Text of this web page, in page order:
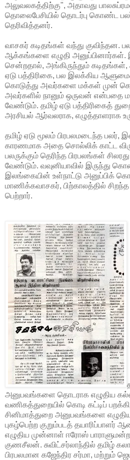
அலுவலகத்திற்கு", அதாவது
தொலைபேசியில் தொடர்பு கொண்ட
தெரிவித்தனர்.
வாசகர் கடிதங்கள் வந்து குவிந்தன.
ஆக்கங்களை எழுதி அனுப்பினார்கள்.
சென்றதால், அங்கிருந்தும்
ஏடு பத்திரிகை, பல இலக்கிய
கொடுத்து அவர்களை மக்கள் முன்
அவர்களில் நானும் ஒருவன் என்பதை
வேண்டும். தமிழ் ஏடு பத்திரிகைத்
அரசியல் ஆர்வலராக, எழுத்தாளராக
தமிழ் ஏடு மூலம் பிரபலமடைந்த பலர்,
காரணமாக அதை சொல்லிக் காட்ட
பலருக்கும் தெரிந்த பிரபலங்கள்
வேண்டும். வவுனியாவில் இருந்து
இலங்கையின் உள்நாட்டு அனுப்பிக்
மாணிக்கவாசகர், பிற்காலத்தில் சிறந்த
பெற்றார்.
அனுபவங்களை தொடராக எழுதிய
வணிகத்துறையில் கொடி கட்டிப்
சினிமாத்துறை அனுபவங்களை
புகழ்பெற்ற குறும்படத் தயாரிப்பாளர்
எழுதிய முன்னாள் ஈரோஸ் பாராளுமன்ற
குணசீலன். சுவிட்சர்லாந்தில் தமிழ்
பிரபலமான கஜேந்திர சர்மா, மற்றும்